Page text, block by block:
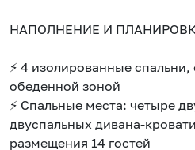
НАПОЛНЕНИЕ И
⚡ 4 изолированные спальни,
обеденной зоной
⚡ Спальные места: четыре
двуспальных дивана-
размещения 14 гостей